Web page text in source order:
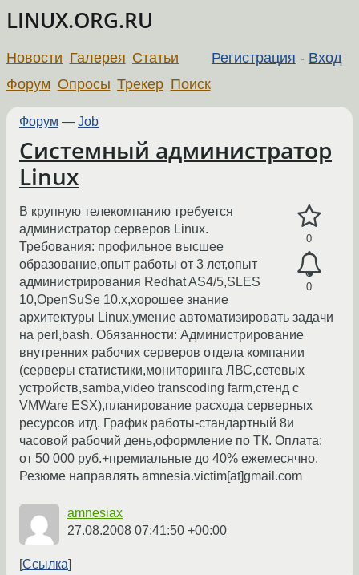
LINUX.ORG.RU
Регистрация - Вход
Новости Галерея Статьи
Форум Опросы Трекер Поиск
Форум — Job
Системный администратор
Linux
0
0
В крупную телекомпанию требуется
администратор серверов Linux.
Требования: профильное высшее
образование,опыт работы от 3 лет,опыт
администрирования Redhat AS4/5,SLES
10,OpenSuSe 10.x,хорошее знание
архитектуры Linux,умение автоматизировать задачи
на perl,bash. Обязанности: Администрирование
внутренних рабочих серверов отдела компании
(серверы статистики,мониторинга ЛВС,сетевых
устройств,samba,video transcoding farm,стенд с
VMWare ESX),планирование расхода серверных
ресурсов итд. График работы-стандартный 8и
часовой рабочий день,оформление по ТК. Оплата:
от 50 000 руб.+премиальные до 40% ежемесячно.
Резюме направлять amnesia.victim[at]gmail.com
amnesiax
27.08.2008 07:41:50 +00:00
Ссылка